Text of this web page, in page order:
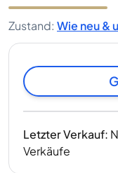
Zustand: Wie neu &
Letzter Verkauf:
Verkäufe